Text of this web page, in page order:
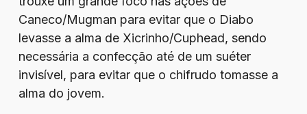
Caneco/Mugman para evitar que o Diabo
levasse a alma de Xicrinho/Cuphead, sendo
necessária a confecção até de um suéter
invisível, para evitar que o chifrudo tomasse a
alma do jovem.